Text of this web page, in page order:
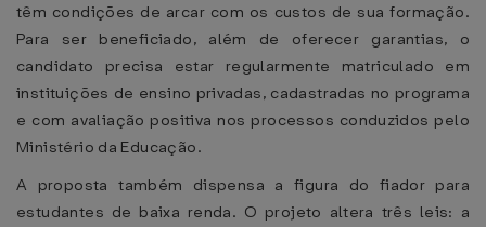
têm condições de arcar com os custos de sua formação.
Para ser beneficiado, além de oferecer garantias, o
candidato precisa estar regularmente matriculado em
instituições de ensino privadas, cadastradas no programa
e com avaliação positiva nos processos conduzidos pelo
Ministério da Educação.
A proposta também dispensa a figura do fiador para
estudantes de baixa renda. O projeto altera três leis: a